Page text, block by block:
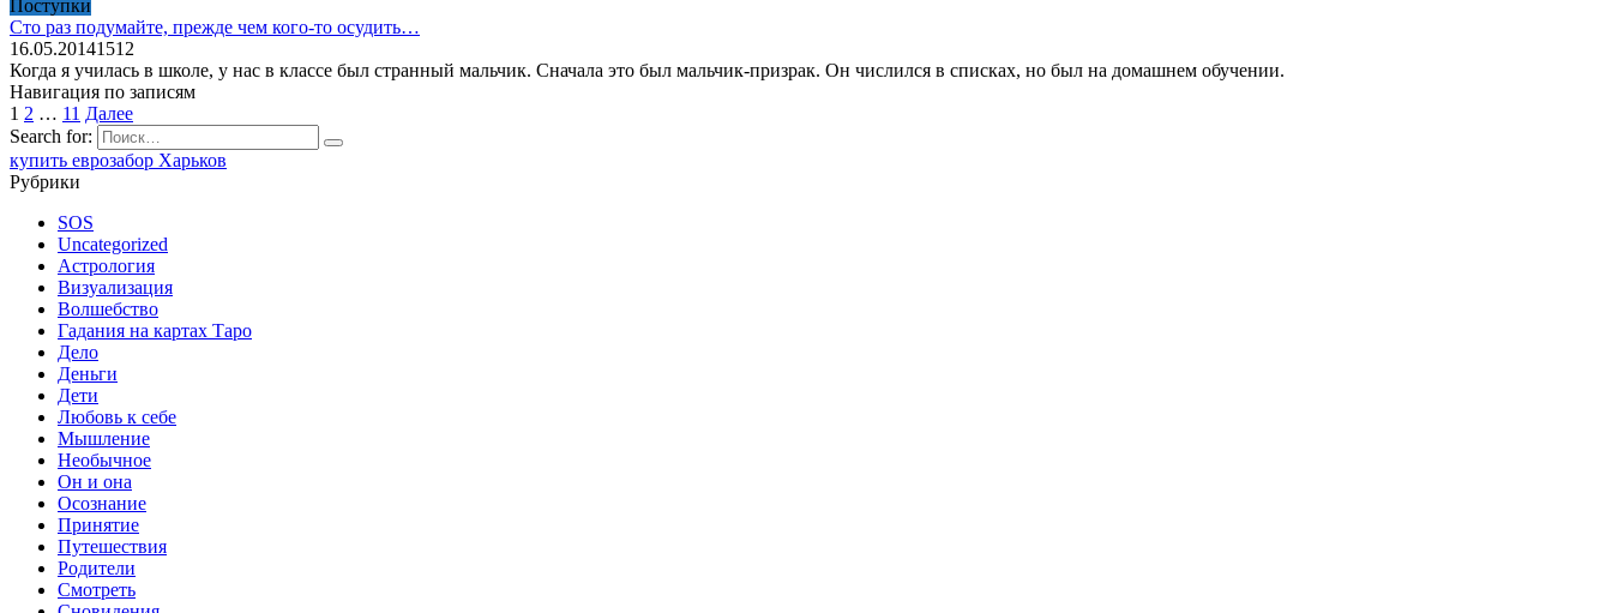
Поступки
Сто раз подумайте, прежде чем кого-то осудить…
16.05.20141 512
Когда я училась в школе, у нас в классе был странный мальчик. Сначала это был мальчик-призрак. Он числился в списках, но был на домашнем обучении.
Навигация по записям
1 2 … 11 Далее
Search for:
купить еврозабор Харьков
Рубрики
SOS
Uncategorized
Астрология
Визуализация
Волшебство
Гадания на картах Таро
Дело
Деньги
Дети
Любовь к себе
Мышление
Необычное
Он и она
Осознание
Принятие
Путешествия
Родители
Смотреть